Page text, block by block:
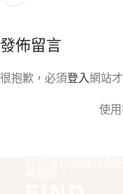
發佈留言
很抱歉，必須登入網站
使